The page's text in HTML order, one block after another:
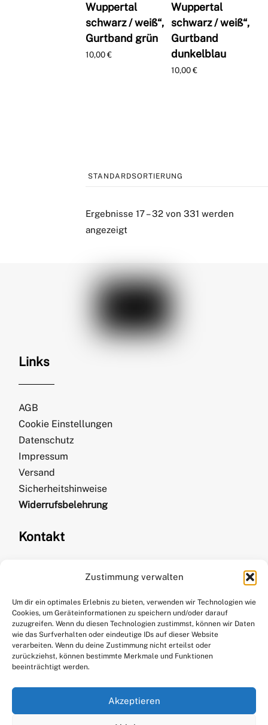
Zustimmung verwalten
Um dir ein optimales Erlebnis zu bieten, verwenden wir Technologien wie
Cookies, um Geräteinformationen zu speichern und/oder darauf
zuzugreifen. Wenn du diesen Technologien zustimmst, können wir Daten
wie das Surfverhalten oder eindeutige IDs auf dieser Website
verarbeiten. Wenn du deine Zustimmung nicht erteilst oder
zurückziehst, können bestimmte Merkmale und Funktionen
beeinträchtigt werden.
Akzeptieren
Wuppertal
schwarz / weiß“,
Gurtband grün
10,00€
Wuppertal
schwarz / weiß“,
Gurtband
dunkelblau
10,00€
Ergebnisse 17 – 32 von 331 werden
angezeigt
Links
AGB
Cookie Einstellungen
Datenschutz
Impressum
Versand
Sicherheitshinweise
Widerrufsbelehrung
Kontakt
kontakt@stitchweavesmile.com
+49 176 61297065